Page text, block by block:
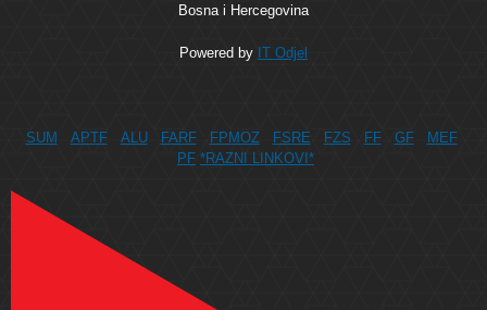
Bosna i Hercegovina
Powered by IT Odjel
SUM APTF ALU FARF FPMOZ FSRE FZS FF GF
MEF
PF *RAZNI LINKOVI*